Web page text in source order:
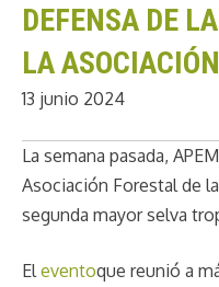
DEFENSA DE
LA
13 junio 2024
La semana pasada,
Asociación Forestal de
segunda mayor selva
El eventoque reunió a